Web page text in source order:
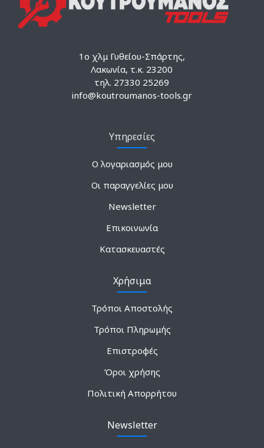
1ο χλμ Γυθείου-Σπάρτης,
Λακωνία, τ.κ. 23200
τηλ. 27330 25269
info@koutroumanos-tools.gr
Υπηρεσίες
Ο λογαριασμός μου
Οι παραγγελίες μου
Newsletter
Επικοινωνία
Κατασκευαστές
Χρήσιμα
Τρόποι Αποστολής
Τρόποι Πληρωμής
Επιστροφές
Όροι χρήσης
Πολιτική Απορρήτου
Newsletter